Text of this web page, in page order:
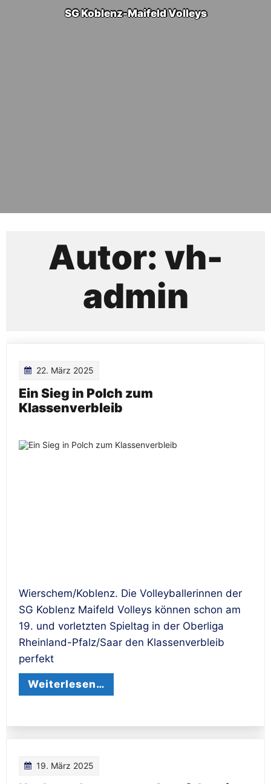
SG Koblenz-Maifeld Volleys
Autor: vh-
admin
22. März 2025
Ein Sieg in Polch zum
Klassenverbleib
Wierschem/Koblenz. Die Volleyballerinnen der
SG Koblenz Maifeld Volleys können schon am
19. und vorletzten Spieltag in der Oberliga
Rheinland-Pfalz/Saar den Klassenverbleib
perfekt
Weiterlesen…
19. März 2025